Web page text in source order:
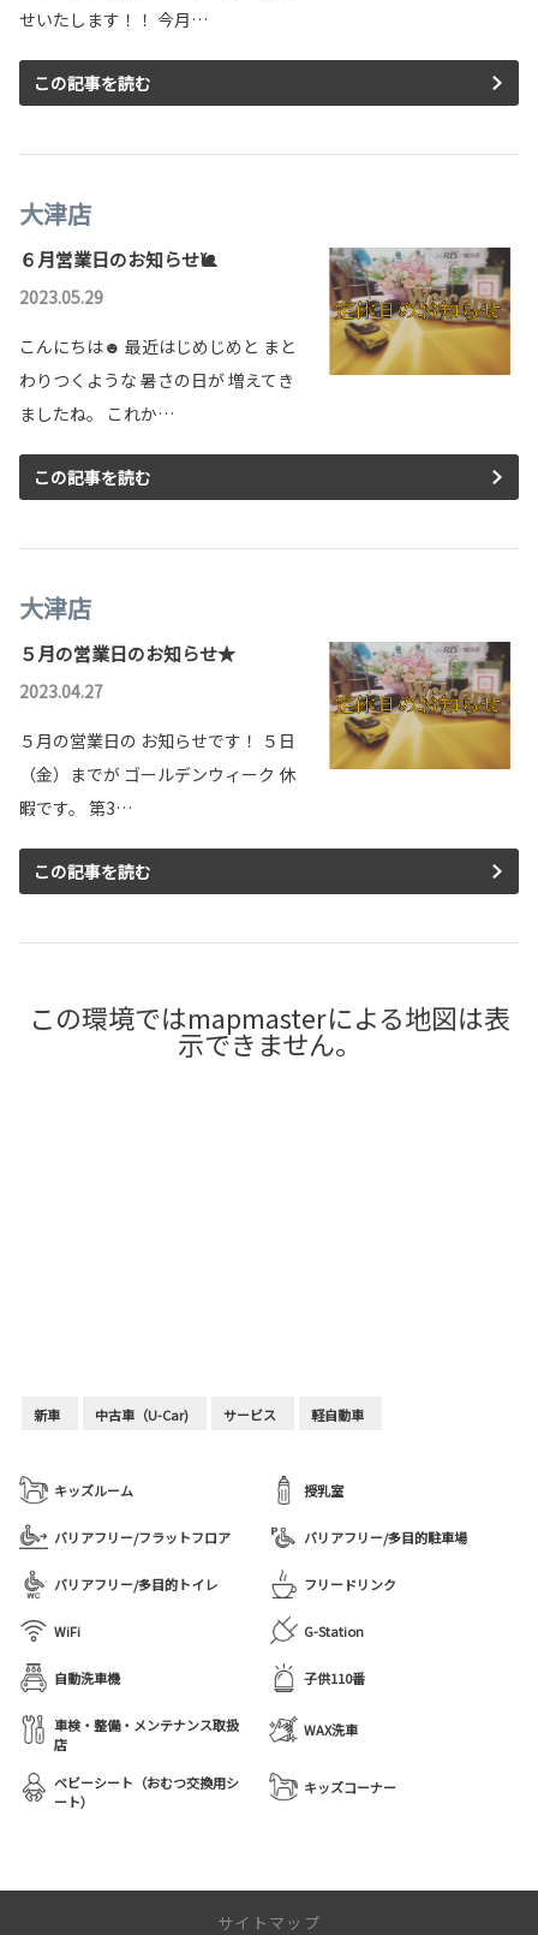
せいたします！！ 今月…
この記事を読む
大津店
６月営業日のお知らせ🐌
2023.05.29
こんにちは☻ 最近はじめじめと まと
わりつくような 暑さの日が 増えてき
ましたね。 これか…
この記事を読む
大津店
５月の営業日のお知らせ★
2023.04.27
５月の営業日の お知らせです！ ５日
（金）までが ゴールデンウィーク 休
暇です。 第3…
この記事を読む
新車 中古車（U-Car) サービス 軽自動車
キッズルーム 授乳室
バリアフリー/フラットフロア バリアフリー/多目的駐車場
バリアフリー/多目的トイレ フリードリンク
WiFi G-Station
自動洗車機 子供110番
車検・整備・メンテナンス取扱
店
WAX洗車
ベビーシート（おむつ交換用シ
ート）
キッズコーナー
この環境ではmapmasterによる地図は表
示できません。
サイトマップ